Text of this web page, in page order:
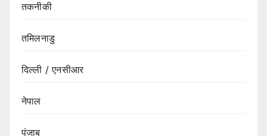
तकनीकी
तमिलनाडु
दिल्ली / एनसीआर
नेपाल
पंजाब